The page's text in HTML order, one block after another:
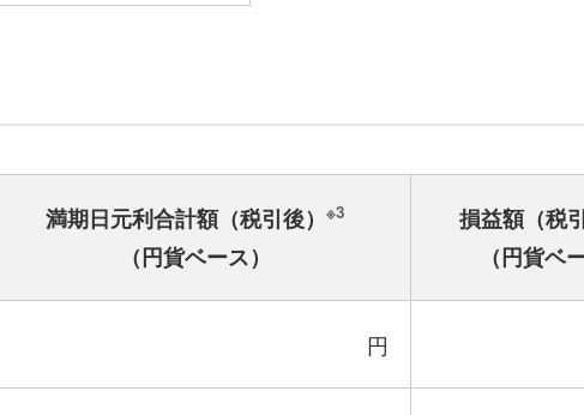
満期日元利合計額（税引後） ※3
（円貨ベース）
損益額（税
（円貨ベ
円